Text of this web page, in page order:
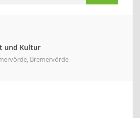
und Kultur
Bremervörde